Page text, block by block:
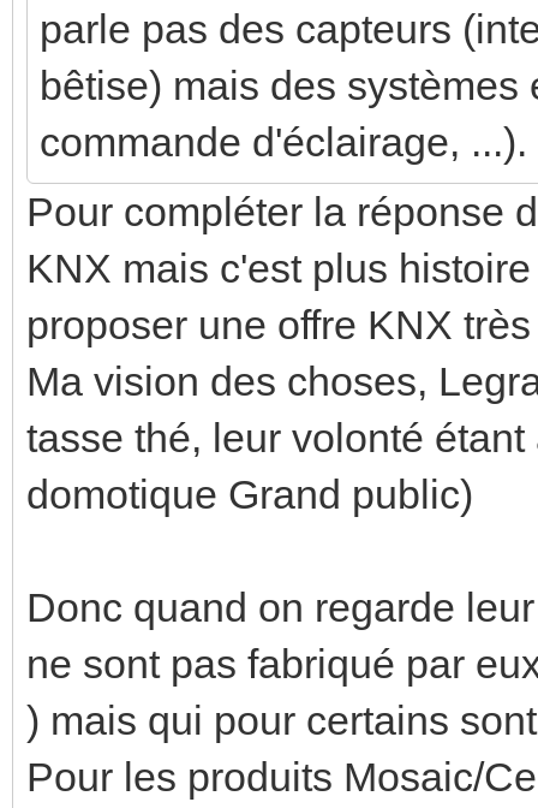
parle pas des capteurs
bêtise) mais des
commande d'éclairage,
Pour compléter la réponse
KNX mais c'est plus
proposer une offre KNX
Ma vision des choses,
tasse thé, leur volonté
domotique Grand public)
Donc quand on regarde
ne sont pas fabriqué par
) mais qui pour certains
Pour les produits Mosaic/